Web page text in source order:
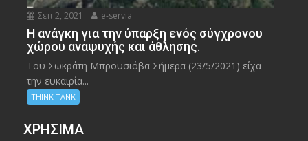
Σεπ 2, 2021 e-servia
Η ανάγκη για την ύπαρξη ενός σύγχρονου
χώρου αναψυχής και άθλησης.
Του Σωκράτη Μπρουσιόβα Σήμερα (23/5/2021) είχα
την ευκαιρία...
THINK TANK
ΧΡΉΣΙΜΑ